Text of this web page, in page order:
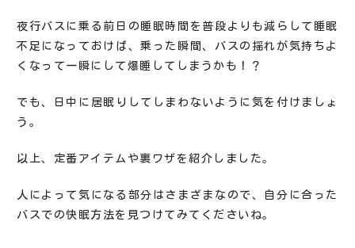
夜行バスに乗る前日の睡眠時間を普段よりも減らして睡眠
不足になっておけば、乗った瞬間、バスの揺れが気持ちよ
くなって一瞬にして爆睡してしまうかも！？
でも、日中に居眠りしてしまわないように気を付けましょ
う。
以上、定番アイテムや裏ワザを紹介しました。
人によって気になる部分はさまざまなので、自分に合った
バスでの快眠方法を見つけてみてくださいね。